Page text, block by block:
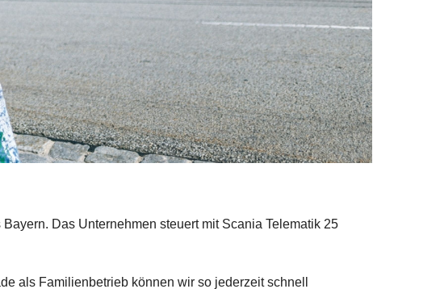
Das Unternehmen steuert mit Scania Telematik 25
als Familienbetrieb können wir so jederzeit schnell